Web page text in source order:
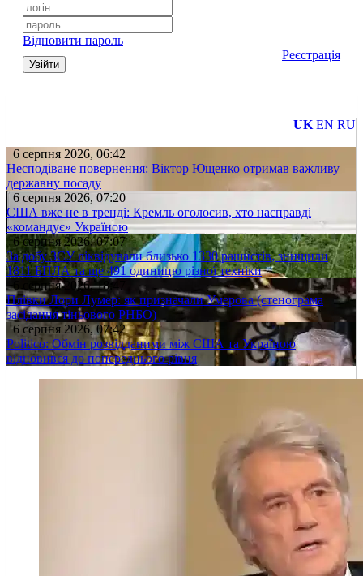
Відновити пароль
Увійти
Реєстрація
UK EN RU
6 серпня 2026, 06:42
Несподіване повернення: Віктор Ющенко отримав важливу
державну посаду
6 серпня 2026, 07:20
США вже не в тренді: Кремль оголосив, хто насправді
«командує» Україною
6 серпня 2026, 07:07
За добу ЗСУ ліквідували близько 1330 рашистів, знищили
1811 БПЛА та ще 491 одиницю різної техніки
6 серпня 2026, 18:47
Плівки Лори Лумер: як призначали Умерова (стенограма
засідання тіньового РНБО)
6 серпня 2026, 07:42
Politico: Обмін розвідданими між США та Україною
відновився до попереднього рівня